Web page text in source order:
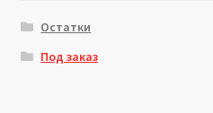
Остатки
Под заказ